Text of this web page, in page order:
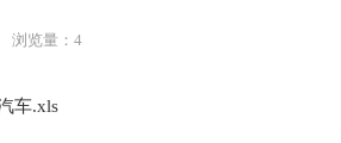
浏览量：4
车.xls